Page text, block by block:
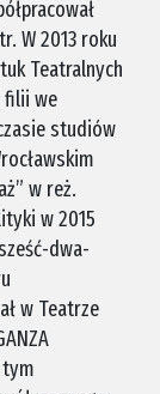
W 2013 roku
Teatralnych
filii we
studiów
w reż.
w 2015
dwa-
w Teatrze
tym